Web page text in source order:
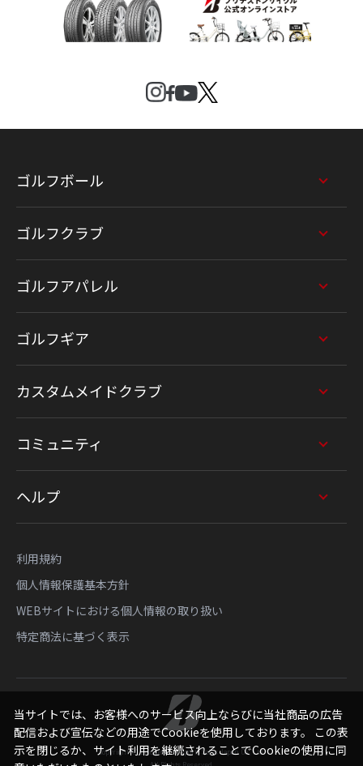
ゴルフボール
ゴルフクラブ
ゴルフアパレル
ゴルフギア
カスタムメイドクラブ
コミュニティ
ヘルプ
利用規約
個人情報保護基本方針
WEBサイトにおける個人情報の取り扱い
特定商法に基づく表示
Copyright © Bridgestone Sports Sales Japan Co., Ltd.
当サイトでは、お客様へのサービス向上ならびに当社商品の広告
配信および宣伝などの用途でCookieを使用しております。 この表
示を閉じるか、サイト利用を継続されることでCookieの使用に同